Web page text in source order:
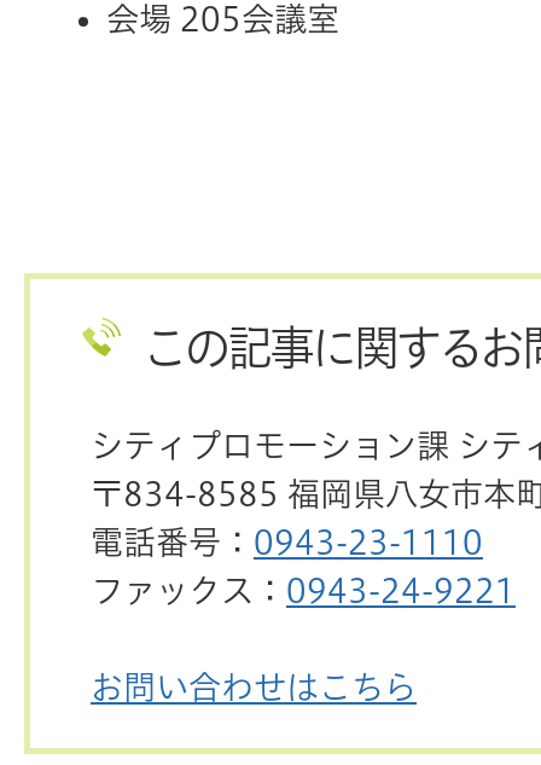
会場 205会議室
この記事に関するお
シティプロモーション課 シテ
〒834-8585 福岡県八女市本
電話番号： 0943-23-1110
ファックス： 0943-24-9221
お問い合わせはこちら